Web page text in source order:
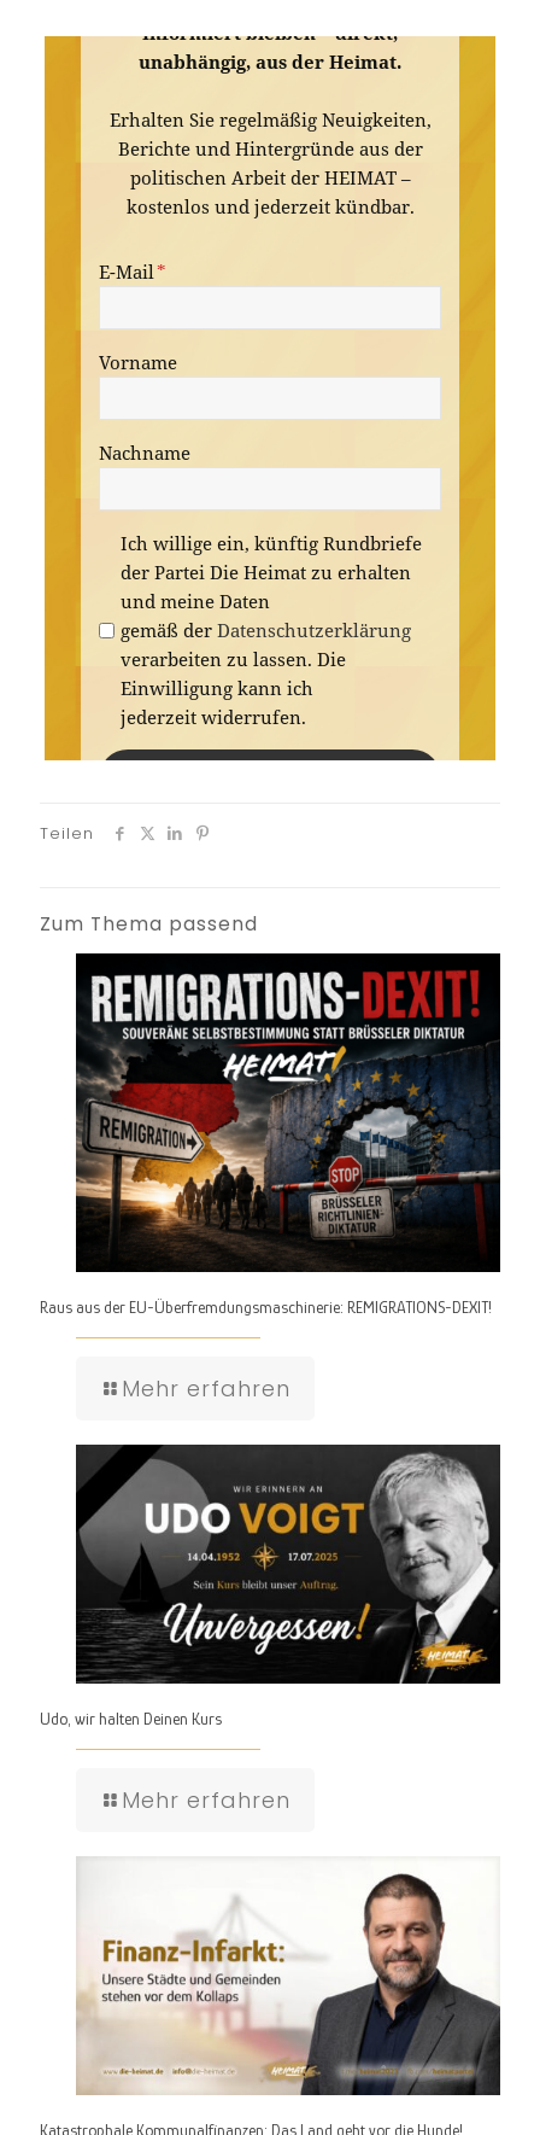
Teilen
Zum Thema passend
Raus aus der EU-Überfremdungsmaschinerie: REMIGRATIONS-DEXIT!
Mehr erfahren
Udo, wir halten Deinen Kurs
Mehr erfahren
Katastrophale Kommunalfinanzen: Das Land geht vor die Hunde!